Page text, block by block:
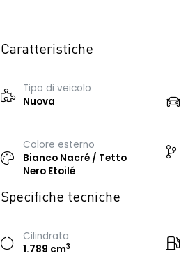
Caratteristiche
Tipo di veicolo
Nuova
Colore esterno
Bianco Nacré / Tetto
Nero Etoilé
Specifiche tecniche
Cilindrata
1.789 cm3